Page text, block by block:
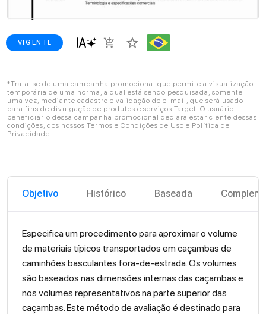
VIGENTE add_shopping_cart star_border
*Trata-se de uma campanha promocional que permite a visualização
temporária de uma norma, a qual está sendo pesquisada, somente
uma vez, mediante cadastro e validação de e-mail, que será usado
para fins de divulgação de produtos e serviços Target. O usuário
beneficiário dessa campanha promocional declara estar ciente dessas
condições, dos nossos Termos e Condições de Uso e Política de
Privacidade.
Objetivo Histórico Baseada
Especifica um procedimento para aproximar o volume
de materiais típicos transportados em caçambas de
caminhões basculantes fora-de-estrada. Os volumes
são baseados nas dimensões internas das caçambas e
nos volumes representativos na parte superior das
caçambas. Este método de avaliação é destinado para